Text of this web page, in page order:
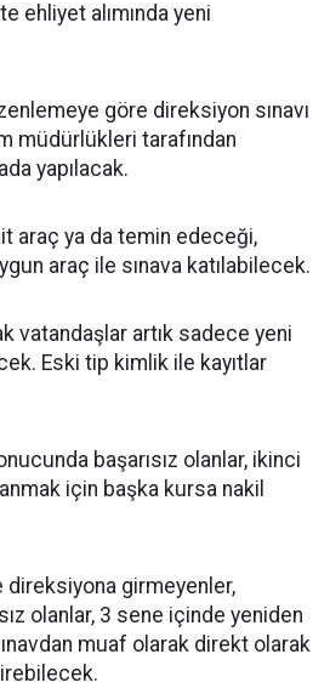
ehliyet alımında yeni
göre direksiyon sınavı
müdürlükleri tarafından
yapılacak.
araç ya da temin edeceği,
araç ile sınava katılabilecek.
vatandaşlar artık sadece yeni
Eski tip kimlik ile kayıtlar
başarısız olanlar, ikinci
için başka kursa nakil
direksiyona girmeyenler,
olanlar, 3 sene içinde yeniden
muaf olarak direkt olarak